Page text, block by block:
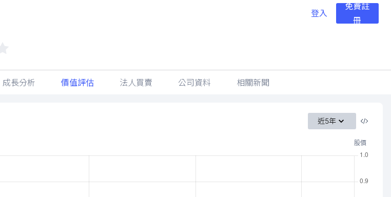
登入
免費註
冊
成長分析 價值評估 法人買賣 公司資料 相關新聞
近5年